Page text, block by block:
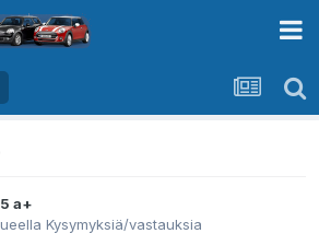
a+
Kysymyksiä/vastauksia